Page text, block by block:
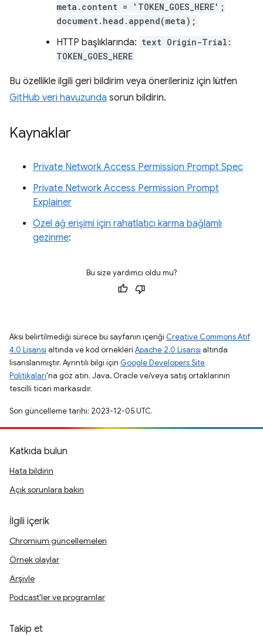
meta.content = 'TOKEN_GOES_HERE';
document.head.append(meta);
HTTP başlıklarında: text Origin-Trial:
TOKEN_GOES_HERE
Bu özellikle ilgili geri bildirim veya önerileriniz için lütfen
GitHub veri havuzunda sorun bildirin.
Kaynaklar
Private Network Access Permission Prompt Spec
Private Network Access Permission Prompt
Explainer
Özel ağ erişimi için rahatlatıcı karma bağlamlı
gezinme:
Bu size yardımcı oldu mu?
Aksi belirtilmediği sürece bu sayfanın içeriği Creative Commons Atıf
4.0 Lisansı altında ve kod örnekleri Apache 2.0 Lisansı altında
lisanslanmıştır. Ayrıntılı bilgi için Google Developers Site
Politikaları'na göz atın. Java, Oracle ve/veya satış ortaklarının
tescilli ticari markasıdır.
Son güncelleme tarihi: 2023-12-05 UTC.
Katkıda bulun
Hata bildirin
Açık sorunlara bakın
İlgili içerik
Chromium güncellemeleri
Örnek olaylar
Arşivle
Podcast'ler ve programlar
Takip et